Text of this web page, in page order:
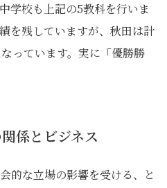
学校も上記の5教科を行いま
を残していますが、秋田は計
っています。実に「優勝勝
係とビジネス
的な立場の影響を受ける、と